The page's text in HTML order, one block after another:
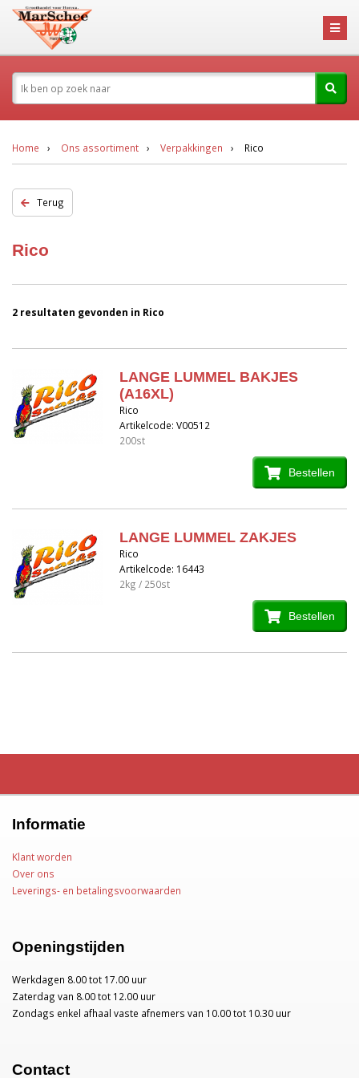
Home Ons assortiment Verpakkingen Rico
Terug
Rico
2 resultaten gevonden in Rico
LANGE LUMMEL BAKJES
(A16XL)
Rico
Artikelcode: V00512
200st
Bestellen
LANGE LUMMEL ZAKJES
Rico
Artikelcode: 16443
2kg / 250st
Bestellen
Informatie
Klant worden
Over ons
Leverings- en betalingsvoorwaarden
Openingstijden
Werkdagen 8.00 tot 17.00 uur
Zaterdag van 8.00 tot 12.00 uur
Zondags enkel afhaal vaste afnemers van 10.00 tot 10.30 uur
Contact